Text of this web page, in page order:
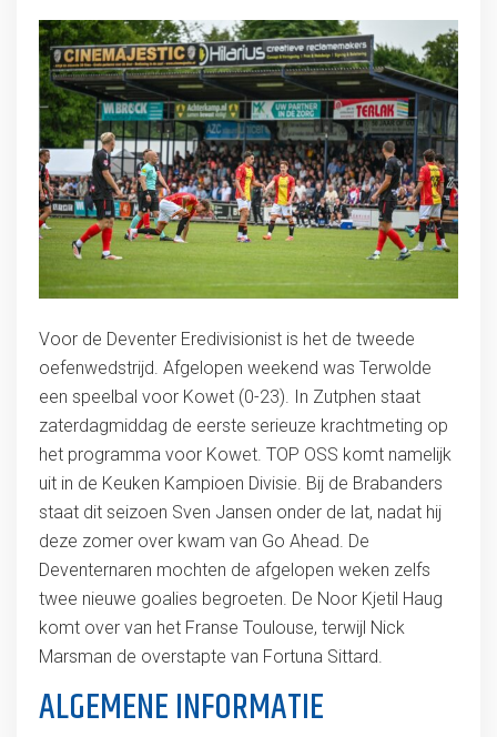
Voor de Deventer Eredivisionist is het de tweede
oefenwedstrijd. Afgelopen weekend was Terwolde
een speelbal voor Kowet (0-23). In Zutphen staat
zaterdagmiddag de eerste serieuze krachtmeting op
het programma voor Kowet. TOP OSS komt namelijk
uit in de Keuken Kampioen Divisie. Bij de Brabanders
staat dit seizoen Sven Jansen onder de lat, nadat hij
deze zomer over kwam van Go Ahead. De
Deventernaren mochten de afgelopen weken zelfs
twee nieuwe goalies begroeten. De Noor Kjetil Haug
komt over van het Franse Toulouse, terwijl Nick
Marsman de overstapte van Fortuna Sittard.
ALGEMENE INFORMATIE